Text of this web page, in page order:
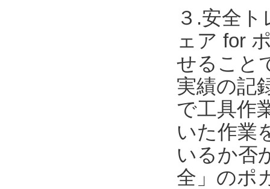
３.安全
ェア for
せること
実績の記
で工具作
いた作業
いるか否
全」のポ